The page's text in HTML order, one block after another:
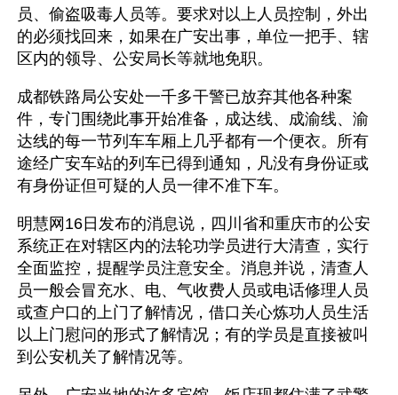
员、偷盗吸毒人员等。要求对以上人员控制，外出
的必须找回来，如果在广安出事，单位一把手、辖
区内的领导、公安局长等就地免职。
成都铁路局公安处一千多干警已放弃其他各种案
件，专门围绕此事开始准备，成达线、成渝线、渝
达线的每一节列车车厢上几乎都有一个便衣。所有
途经广安车站的列车已得到通知，凡没有身份证或
有身份证但可疑的人员一律不准下车。
明慧网16日发布的消息说，四川省和重庆市的公安
系统正在对辖区内的法轮功学员进行大清查，实行
全面监控，提醒学员注意安全。消息并说，清查人
员一般会冒充水、电、气收费人员或电话修理人员
或查户口的上门了解情况，借口关心炼功人员生活
以上门慰问的形式了解情况；有的学员是直接被叫
到公安机关了解情况等。